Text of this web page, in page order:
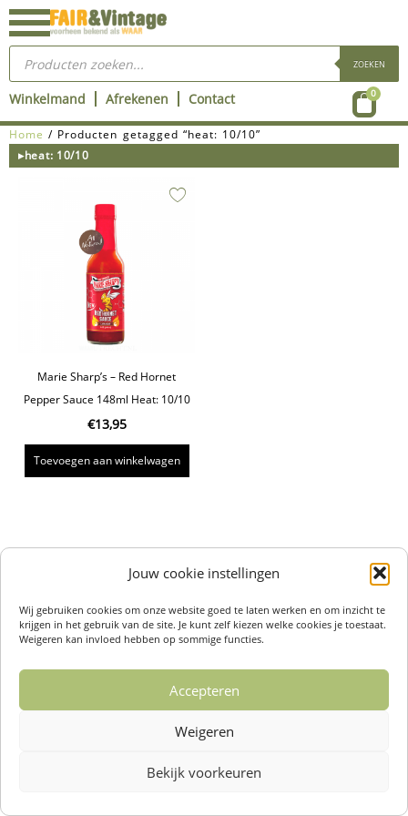
Jouw cookie instellingen
Wij gebruiken cookies om onze website goed te laten werken en om inzicht te
krijgen in het gebruik van de site. Je kunt zelf kiezen welke cookies je toestaat.
Weigeren kan invloed hebben op sommige functies.
Accepteren
Weigeren
Bekijk voorkeuren
Ga
naar
inhoud
Producten
zoeken ZOEKEN
Winkelmand Afrekenen Contact 0
Home / Producten getagged “heat: 10/10”
▸heat: 10/10
Marie Sharp’s – Red Hornet
Pepper Sauce 148ml Heat: 10/10
€13,95
Toevoegen aan winkelwagen